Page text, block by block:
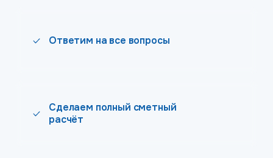
Ответим на все вопросы
Сделаем полный сметный
расчёт